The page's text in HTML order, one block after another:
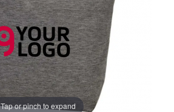
Tap or pinch to expand